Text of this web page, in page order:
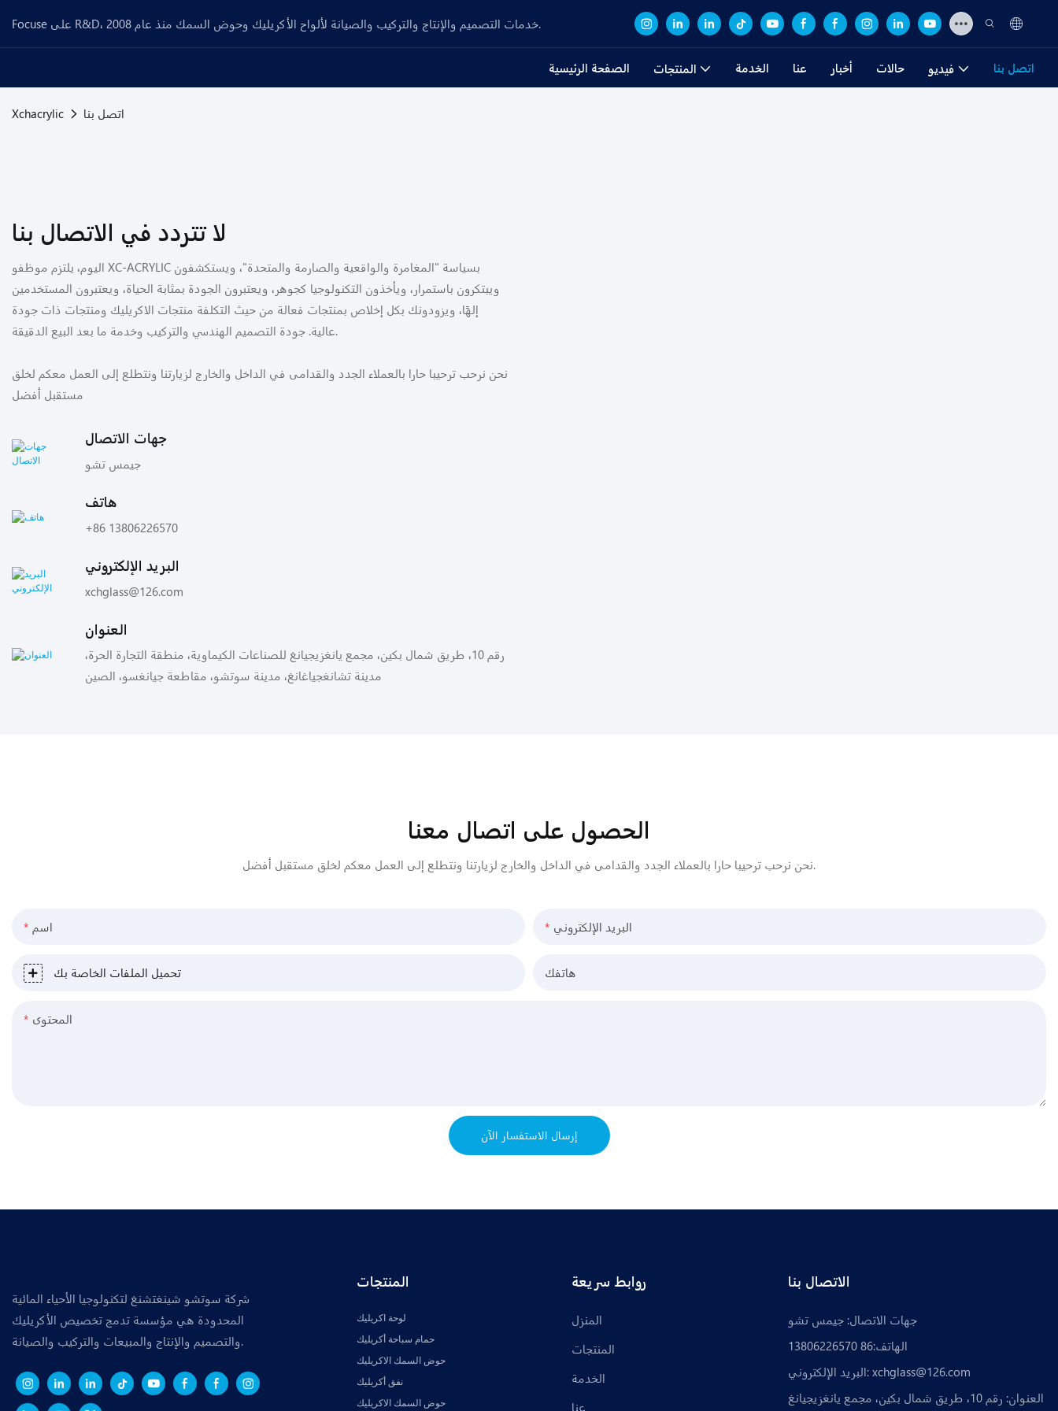
Focuse على R&D، خدمات التصميم والإنتاج والتركيب والصيانة لألواح الأكريليك وحوض السمك منذ عام 2008.
الصفحة الرئيسية المنتجات الخدمة عنا أخبار حالات فيديو اتصل بنا
Xchacrylic اتصل بنا
لا تتردد في الاتصال بنا
اليوم، يلتزم موظفو XC-ACRYLIC بسياسة "المغامرة والواقعية والصارمة والمتحدة"، ويستكشفون
ويبتكرون باستمرار، ويأخذون التكنولوجيا كجوهر، ويعتبرون الجودة بمثابة الحياة، ويعتبرون المستخدمين
إلهًا، ويزودونك بكل إخلاص بمنتجات فعالة من حيث التكلفة منتجات الاكريليك ومنتجات ذات جودة
عالية. جودة التصميم الهندسي والتركيب وخدمة ما بعد البيع الدقيقة.
نحن نرحب ترحيبا حارا بالعملاء الجدد والقدامى في الداخل والخارج لزيارتنا ونتطلع إلى العمل معكم لخلق
مستقبل أفضل
جهات الاتصال
جيمس تشو
هاتف
+86 13806226570
البريد الإلكتروني
xchglass@126.com
العنوان
رقم 10، طريق شمال بكين، مجمع يانغزيجيانغ للصناعات الكيماوية، منطقة التجارة الحرة،
مدينة تشانغجياغانغ، مدينة سوتشو، مقاطعة جيانغسو، الصين
الحصول على اتصال معنا
نحن نرحب ترحيبا حارا بالعملاء الجدد والقدامى في الداخل والخارج لزيارتنا ونتطلع إلى العمل معكم لخلق مستقبل أفضل.
اسم البريد الإلكتروني
تحميل الملفات الخاصة بك هاتفك
المحتوى
إرسال الاستفسار الآن
شركة سوتشو شينغتشنغ لتكنولوجيا الأحياء المائية
المحدودة هي مؤسسة تدمج تخصيص الأكريليك
والتصميم والإنتاج والمبيعات والتركيب والصيانة.
المنتجات
لوحة اكريليك
حمام سباحة أكريليك
حوض السمك الاكريليك
نفق أكريليك
حوض السمك الاكريليك
روابط سريعة
المنزل
المنتجات
الخدمة
عنا
الاتصال بنا
جهات الاتصال: جيمس تشو
الهاتف:86 13806226570
البريد الإلكتروني: xchglass@126.com
العنوان: رقم 10، طريق شمال بكين، مجمع يانغزيجيانغ